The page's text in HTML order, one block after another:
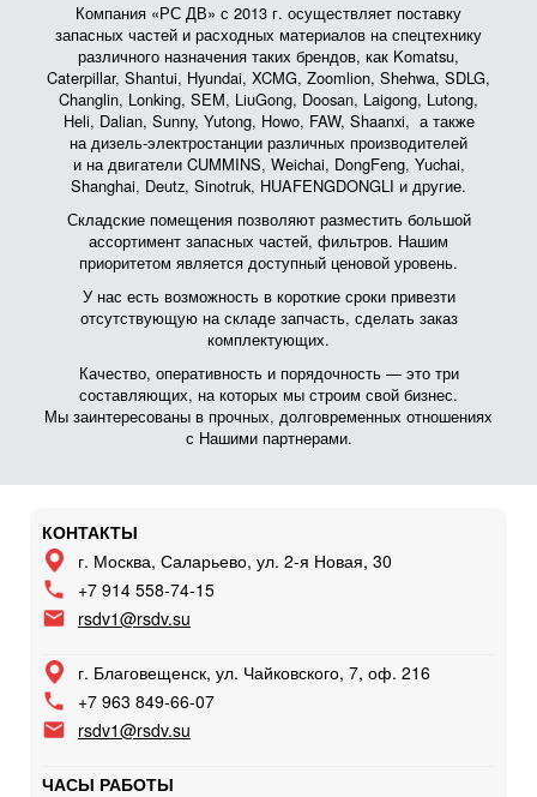
Компания «РС ДВ» с 2013 г. осуществляет поставку
запасных частей и расходных материалов на спецтехнику
различного назначения таких брендов, как Komatsu,
Caterpillar, Shantui, Hyundai, XCMG, Zoomlion, Shehwa, SDLG,
Changlin, Lonking, SEM, LiuGong, Doosan, Laigong, Lutong,
Heli, Dalian, Sunny, Yutong, Howo, FAW, Shaanxi, а также
на дизель-электростанции различных производителей
и на двигатели CUMMINS, Weichai, DongFeng, Yuchai,
Shanghai, Deutz, Sinotruk, HUAFENGDONGLI и другие.
Складские помещения позволяют разместить большой
ассортимент запасных частей, фильтров. Нашим
приоритетом является доступный ценовой уровень.
У нас есть возможность в короткие сроки привезти
отсутствующую на складе запчасть, сделать заказ
комплектующих.
Качество, оперативность и порядочность — это три
составляющих, на которых мы строим свой бизнес.
Мы заинтересованы в прочных, долговременных отношениях
с Нашими партнерами.
КОНТАКТЫ
г. Москва, Саларьево, ул. 2-я Новая, 30
+7 914 558-74-15
rsdv1@rsdv.su
г. Благовещенск, ул. Чайковского, 7, оф. 216
+7 963 849-66-07
rsdv1@rsdv.su
ЧАСЫ РАБОТЫ